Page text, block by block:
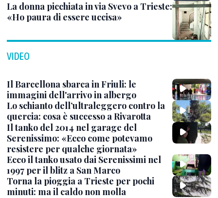
La donna picchiata in via Svevo a Trieste:
«Ho paura di essere uccisa»
VIDEO
Il Barcellona sbarca in Friuli: le
immagini dell'arrivo in albergo
Lo schianto dell’ultraleggero contro la
quercia: cosa è successo a Rivarotta
Il tanko del 2014 nel garage del
Serenissimo: «Ecco come potevamo
resistere per qualche giornata»
Ecco il tanko usato dai Serenissimi nel
1997 per il blitz a San Marco
Torna la pioggia a Trieste per pochi
minuti: ma il caldo non molla